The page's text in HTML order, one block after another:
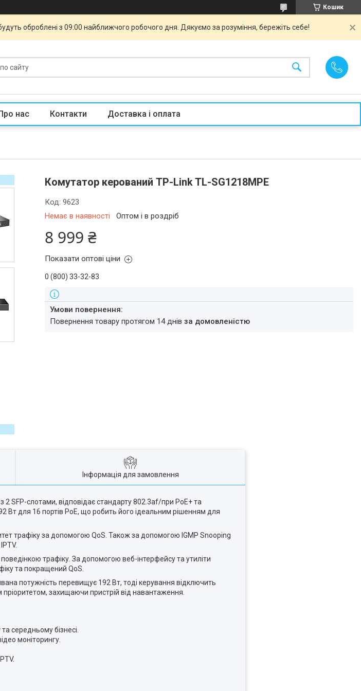
Кошик
оброблені з 09:00 найближчого робочого дня. Дякуємо за розуміння, бережіть себе!
нас Контакти Доставка і оплата
Комутатор керований TP-Link TL-SG1218MPE
Немає в наявності Оптом і в роздріб
Код:9623
8 999 ₴
Показати оптові ціни
0 (800) 33-32-83
повернення товару протягом 14 днівза домовленістю
Інформація для замовлення
з 2 SFP-слотами, відповідає стандарту 802.3af/при PoE+ та
Вт для 16 портів PoE, що робить його ідеальним рішенням для
трафіку за допомогою QoS. Також за допомогою IGMP Snooping
трафіку. За допомогою веб-інтерфейсу та утиліти
та покращений QoS.
потужність перевищує 192 Вт, тоді керування відключить
захищаючи пристрій від навантаження.
середньому бізнесі.
моніторингу.